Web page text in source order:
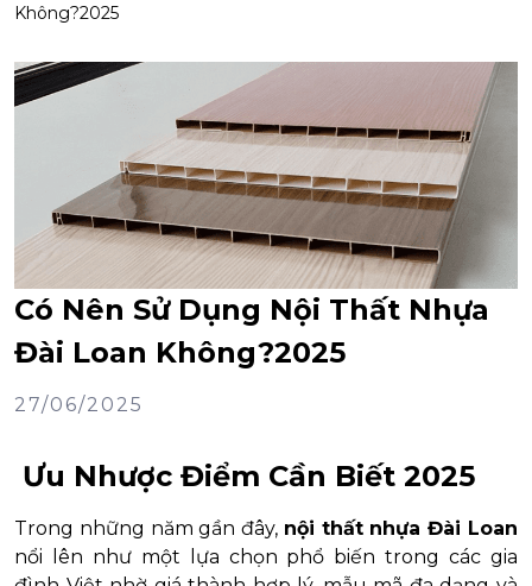
Không?2025
Có Nên Sử Dụng Nội Thất Nhựa
Đài Loan Không?2025
27/06/2025
Ưu Nhược Điểm Cần Biết 2025
Trong những năm gần đây, nội thất nhựa Đài Loan
nổi lên như một lựa chọn phổ biến trong các gia